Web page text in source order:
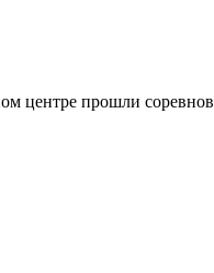
центре прошли